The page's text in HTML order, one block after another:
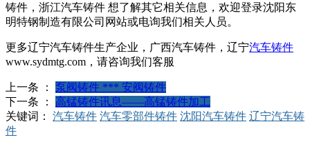
铸件，浙江汽车铸件 想了解其它相关信息，欢迎登录沈阳东
明特钢制造有限公司网站或电询我们相关人员。
更多辽宁汽车铸件生产企业，广西汽车铸件，辽宁汽车铸件
www.sydmtg.com，请咨询我们客服
上一条 ：
泵阀铸件 *** 安阀铸件
下一条 ：
高锰铸件讯息——高锰铸件加工
关键词： 汽车铸件 汽车零部件铸件 沈阳汽车铸件 辽宁汽车铸
件